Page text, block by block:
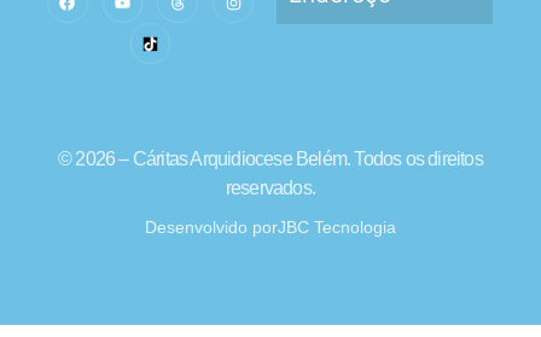
© 2026 – Cáritas Arquidiocese Belém. Todos os direitos
reservados.
Desenvolvido porJBC Tecnologia